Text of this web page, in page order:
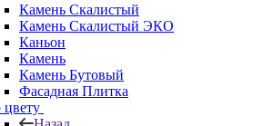
Камень Скалистый
Камень Скалистый ЭКО
Каньон
Камень
Камень Бутовый
Фасадная Плитка